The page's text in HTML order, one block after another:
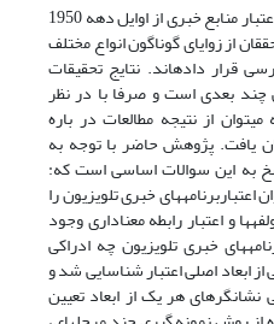
مطالعات متعددی در باره سنجش اعتبار منابع خبری از اوایل دهه 1950
از زوایای گوناگون انواع مختلف
منابع خبری را مورد تحقیق و بررسی قرار داده‎اند. نتایج تحقیقات
چند بعدی است و صرفا با در نظر
گرفتن ابعاد متفاوت آن است که می‎توان از نتیجه مطالعات در باره
یافت. پژوهش حاضر با توجه به
به این سوالات اساسی است که:
مولفه‎های اصلی که بر پایه آن‎ها می‎توان اعتباربرنامه‎های خبری تلویزیون را
سنجید کدام است؟ آیا بین این مولفه‎ها و اعتبار رابطه معناداری وجود
دارد؟ مخاطبان نسبت به اعتباربرنامه‎های خبری تلویزیون چه ادراکی
ابعاد اصلی اعتبار شناسایی شد و
سپس با مرور کامل تحقیقات قبلی نشانگر‎های هر یک از ابعاد تعیین